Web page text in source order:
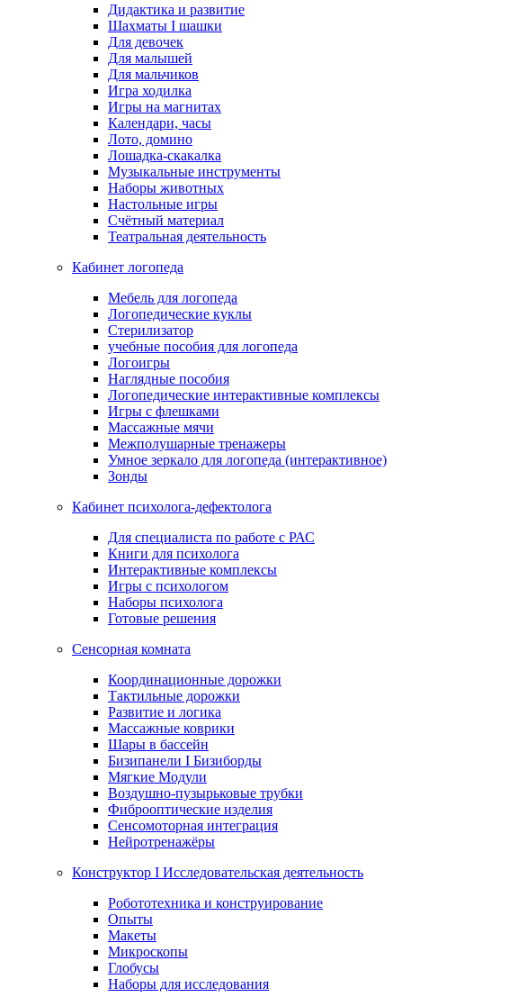
Дидактика и развитие
Шахматы I шашки
Для девочек
Для малышей
Для мальчиков
Игра ходилка
Игры на магнитах
Календари, часы
Лото, домино
Лошадка-скакалка
Музыкальные инструменты
Наборы животных
Настольные игры
Счётный материал
Театральная деятельность
Кабинет логопеда
Мебель для логопеда
Логопедические куклы
Стерилизатор
учебные пособия для логопеда
Логоигры
Наглядные пособия
Логопедические интерактивные комплексы
Игры с флешками
Массажные мячи
Межполушарные тренажеры
Умное зеркало для логопеда (интерактивное)
Зонды
Кабинет психолога-дефектолога
Для специалиста по работе с РАС
Книги для психолога
Интерактивные комплексы
Игры с психологом
Наборы психолога
Готовые решения
Сенсорная комната
Координационные дорожки
Тактильные дорожки
Развитие и логика
Массажные коврики
Шары в бассейн
Бизипанели I Бизиборды
Мягкие Модули
Воздушно-пузырьковые трубки
Фиброоптические изделия
Сенсомоторная интеграция
Нейротренажёры
Конструктор I Исследовательская деятельность
Робототехника и конструирование
Опыты
Макеты
Микроскопы
Глобусы
Наборы для исследования